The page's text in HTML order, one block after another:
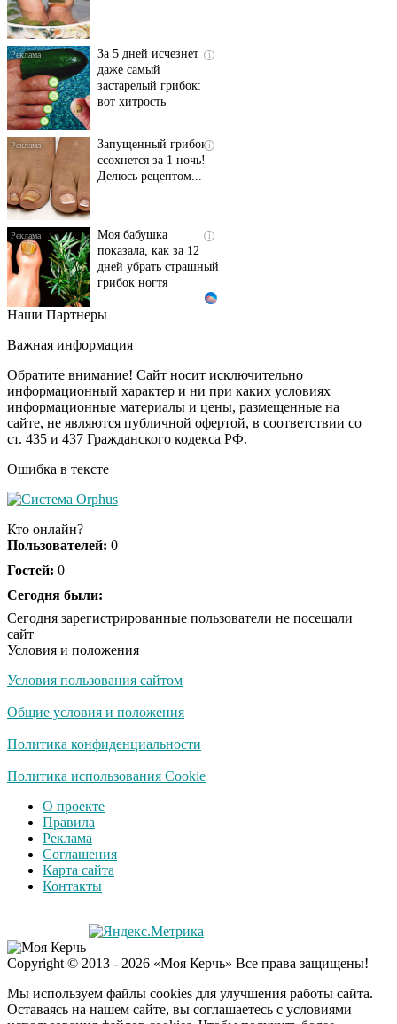
i
За 5 дней исчезнет
даже самый
застарелый грибок:
вот хитрость
i
Запущенный грибок
ссохнется за 1 ночь!
Делюсь рецептом...
i
Моя бабушка
показала, как за 12
дней убрать страшный
грибок ногтя
Этот танец невесты
Пересмотрела 10 раз
i
Ролик длится пару
секунд, но вы будете в
шоке от увиденного
Ролик из Омска: вы
Ржу не переставая, это
не раз
Скрытая камера на
люди вытворяют, когда
Ролик длится
смеяться вы будете
Королева вагона
отожгла! Видео не
оставит равнодушным
Наши Партнеры
Важная информация
Обратите внимание! Сайт носит исключительно
информационный характер и ни при каких условиях
информационные материалы и цены, размещенные на
сайте, не являются публичной офертой, в соответствии со
ст. 435 и 437 Гражданского кодекса РФ.
Ошибка в тексте
Кто онлайн?
Пользователей: 0
Гостей: 0
Сегодня были:
Сегодня зарегистрированные пользователи не посещали
сайт
Условия и положения
Условия пользования сайтом
Общие условия и положения
Политика конфиденциальности
Политика использования Cookie
О проекте
Правила
Реклама
Соглашения
Карта сайта
Контакты
Copyright © 2013 - 2026 «Моя Керчь» Все права защищены!
Мы используем файлы cookies для улучшения работы сайта.
Оставаясь на нашем сайте, вы соглашаетесь с условиями